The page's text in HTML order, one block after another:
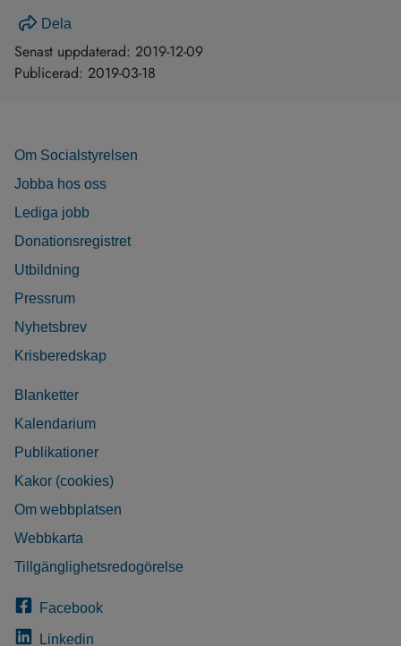
Dela
Senast uppdaterad: 2019-12-09
Publicerad: 2019-03-18
Om Socialstyrelsen
Jobba hos oss
Lediga jobb
Donationsregistret
Utbildning
Pressrum
Nyhetsbrev
Krisberedskap
Blanketter
Kalendarium
Publikationer
Kakor (cookies)
Om webbplatsen
Webbkarta
Tillgänglighetsredogörelse
Facebook
Linkedin